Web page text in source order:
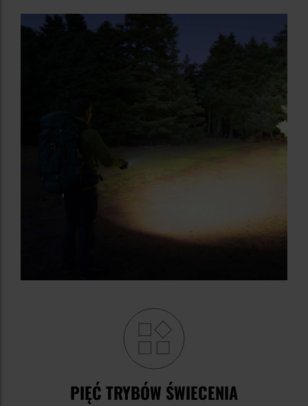
PIĘĆ TRYBÓW ŚWIECENIA